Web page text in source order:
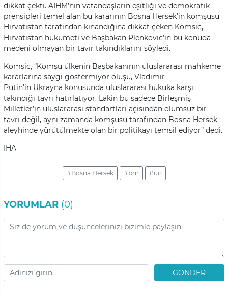
dikkat çekti. AİHM’nin vatandaşların eşitliği ve demokratik
prensipleri temel alan bu kararının Bosna Hersek’in komşusu
Hırvatistan tarafından kınandığına dikkat çeken Komsic,
Hırvatistan hükümeti ve Başbakan Plenkovic’in bu konuda
medeni olmayan bir tavır takındıklarını söyledi.
Komsic, “Komşu ülkenin Başbakanının uluslararası mahkeme
kararlarına saygı göstermiyor oluşu, Vladimir
Putin’in Ukrayna konusunda uluslararası hukuka karşı
takındığı tavrı hatırlatıyor. Lakin bu sadece Birleşmiş
Milletler’in uluslararası standartları açısından olumsuz bir
tavrı değil, aynı zamanda komşusu tarafından Bosna Hersek
aleyhinde yürütülmekte olan bir politikayı temsil ediyor” dedi.
İHA
#Bosna Hersek #bm #un
YORUMLAR (0)
GÖNDER